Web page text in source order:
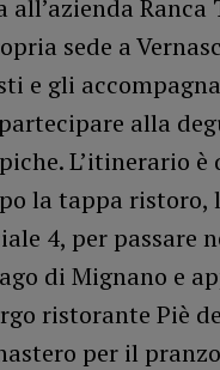
all’azienda Ranca
sede a
e gli
alla
L’itinerario è
la tappa ristoro,
4, per passare
di Mignano e
ristorante Piè
per il